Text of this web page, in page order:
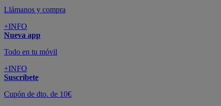
Llámanos y compra
+INFO
Nueva app
Todo en tu móvil
+INFO
Suscríbete
Cupón de dto. de 10€